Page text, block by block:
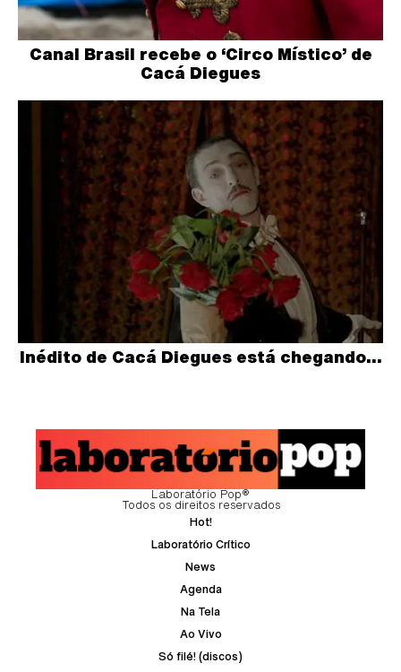
Canal Brasil recebe o ‘Circo Místico’ de
Cacá Diegues
Inédito de Cacá Diegues está chegando…
Laboratório Pop®
Todos os direitos reservados
Hot!
Laboratório Crítico
News
Agenda
Na Tela
Ao Vivo
Só filé! (discos)